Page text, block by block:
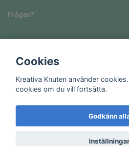
Frågor?
Läs mer
© 2026 Kreativa
Cookies
Kreativa Knuten använder
cookies om du vill fortsätta.
Godkänn